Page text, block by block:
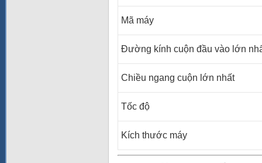
Mã máy
Đường kính cuộn đầu vào lớn
Chiều ngang cuộn lớn nhất
Tốc độ
Kích thước máy